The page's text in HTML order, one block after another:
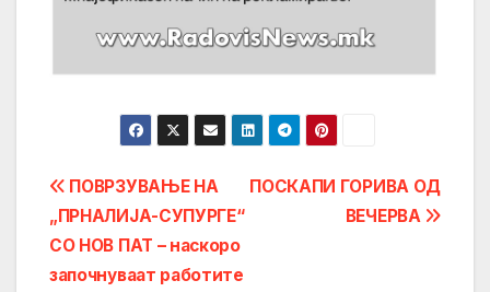
Post
navigation
ПОСКАПИ ГОРИВА ОД
ВЕЧЕРВА
ПОВРЗУВАЊЕ НА
„ПРНАЛИЈА-СУПУРГЕ“
СО НОВ ПАТ – наскоро
започнуваат работите